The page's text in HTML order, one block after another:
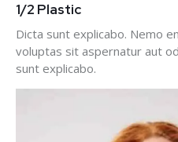
1/2 Plastic
Dicta sunt explicabo. Nemo
voluptas sit aspernatur aut
sunt explicabo.